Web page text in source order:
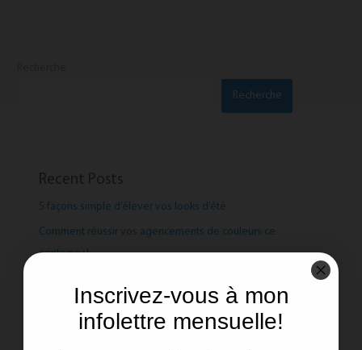
Recherche
5 façons simple d’élever vos looks d’été
Comment réussir vos agencements de couleurs ce
printemps!
Manteaux de printemps: Les tendances et les intemporels
Aimer ce que l’on porte !
Inscrivez-vous à mon
infolettre mensuelle!